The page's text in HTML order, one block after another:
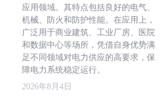
应用领域。其特点包括良好的电气、
机械、防火和防护性能。在应用上，
广泛用于商业建筑、工业厂房、医院
和数据中心等场所，凭借自身优势满
足不同领域对电力供应的高要求，保
障电力系统稳定运行。
2026年8月4日